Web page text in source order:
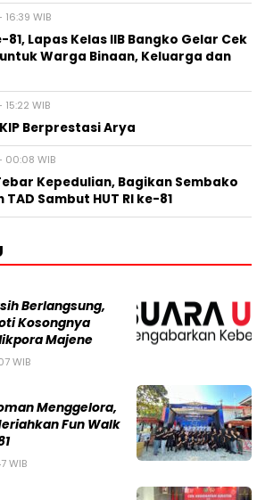
WIB
81, Lapas Kelas IIB Bangko Gelar Cek
Warga Binaan, Keluarga dan
WIB
Berprestasi Arya
00:08 WIB
Kepedulian, Bagikan Sembako
Sambut HUT RI ke-81
Berlangsung,
Kosongnya
Majene
WIB
Menggelora,
Fun Walk
WIB